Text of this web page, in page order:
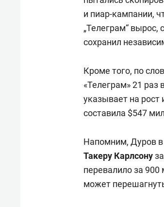
и пиар-кампании,
„Телеграм“ вырос,
сохранил
Кроме того, по
«Телеграм» 21 раз
указывает на рост
составила $547
Напомним, Дуров
Такеру Карлсону
перевалило за
может